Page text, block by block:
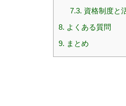
7.3. 資格制度と
8. よくある質問
9. まとめ